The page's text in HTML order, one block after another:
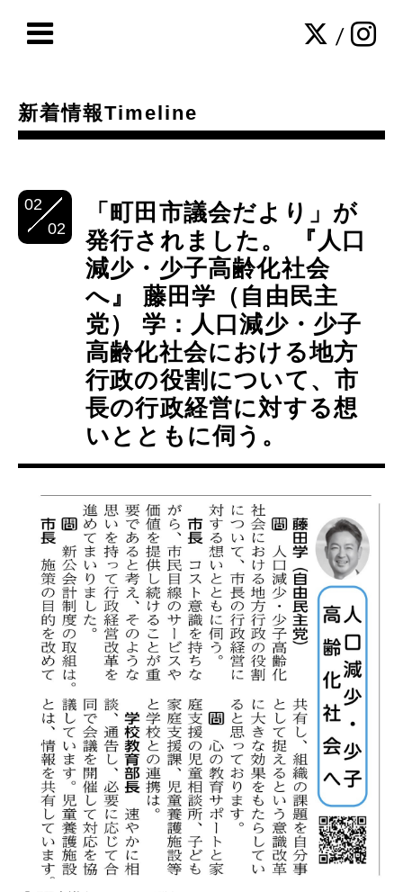
/
新着情報Timeline
02
02
「町田市議会だより」が
発行されました。 『人口
減少・少子高齢化社会
へ』 藤田学（自由民主
党） 学：人口減少・少子
高齢化社会における地方
行政の役割について、市
長の行政経営に対する想
いとともに伺う。